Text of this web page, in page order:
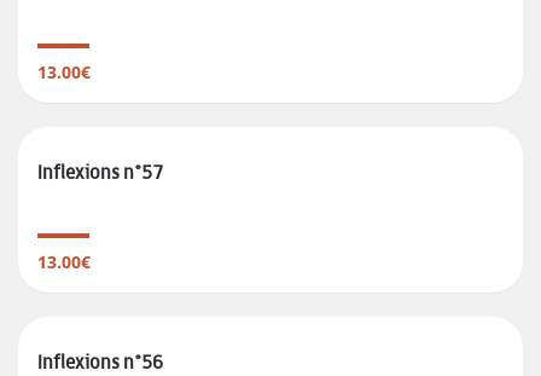
13.00€
Inflexions n°57
13.00€
Inflexions n°56